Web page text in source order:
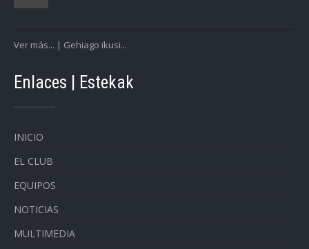
Ver más... | Gehiago ikusi...
Enlaces | Estekak
INICIO
EL CLUB
EQUIPOS
NOTICIAS
MULTIMEDIA